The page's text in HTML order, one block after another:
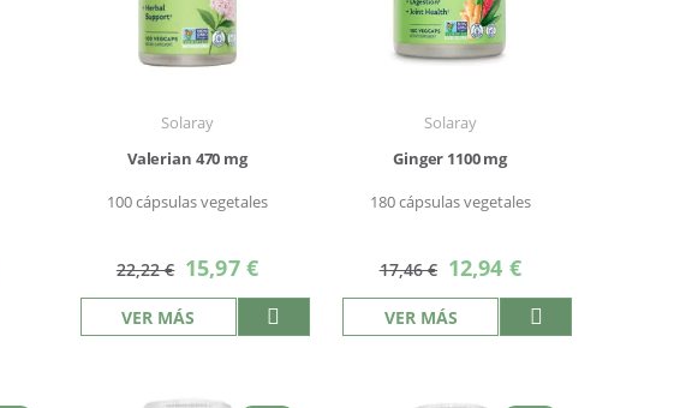
Solaray
Valerian 470 mg
100 cápsulas vegetales
22,22 € Precio
especial
15,97 €
VER MÁS
Solaray
Ginger 1100 mg
180 cápsulas vegetales
17,46 € Precio
especial
12,94 €
VER MÁS